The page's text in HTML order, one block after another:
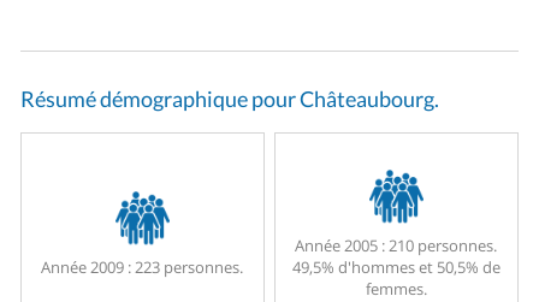
Résumé démographique pour Châteaubourg.
Année 2009 :223 personnes.
Année 2005 :210 personnes.
49,5% d'hommes et 50,5% de
femmes.